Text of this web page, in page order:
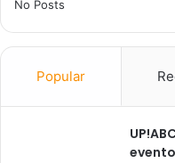
No Posts
Popular